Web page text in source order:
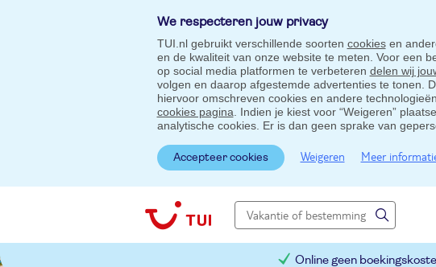
We respecteren jouw privacy
TUI.nl gebruikt verschillende soorten cookiesen
en de kwaliteit van onze website te meten. Voor een
op social media platformen te verbeteren delen wij
volgen en daarop afgestemde advertenties te tonen.
hiervoor omschreven cookies en andere
cookies pagina . Indien je kiest voor “Weigeren”
analytische cookies. Er is dan geen sprake van
Accepteer cookies Weigeren Meer
Online geen